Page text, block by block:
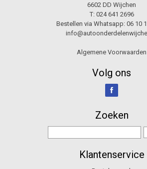
6602 DD Wijchen
T: 024 641 2696
Bestellen via Whatsapp: 06 10
Algemene Voorwaarden
Volg ons
Zoeken
Klantenservice